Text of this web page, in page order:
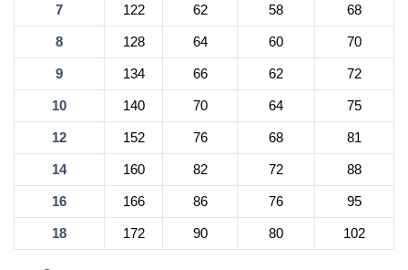
7 122 62 58 68
8 128 64 60 70
9 134 66 62 72
10 140 70 64 75
12 152 76 68 81
14 160 82 72 88
16 166 86 76 95
18 172 90 80 102